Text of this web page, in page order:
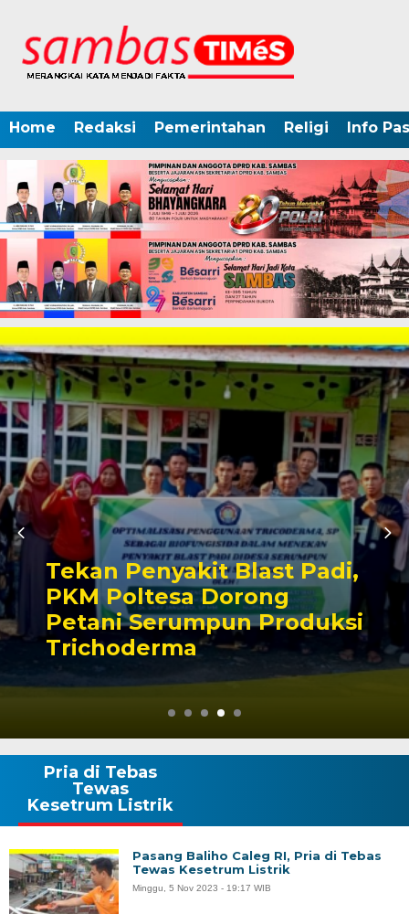
Home Redaksi Pemerintahan Religi Info
Tekan Penyakit Blast Padi,
PKM Poltesa Dorong
Petani Serumpun Produksi
Trichoderma
Pria di Tebas
Tewas
Kesetrum Listrik
Pasang Baliho Caleg RI, Pria di Tebas
Tewas Kesetrum Listrik
Minggu, 5 Nov 2023 - 19:17 WIB